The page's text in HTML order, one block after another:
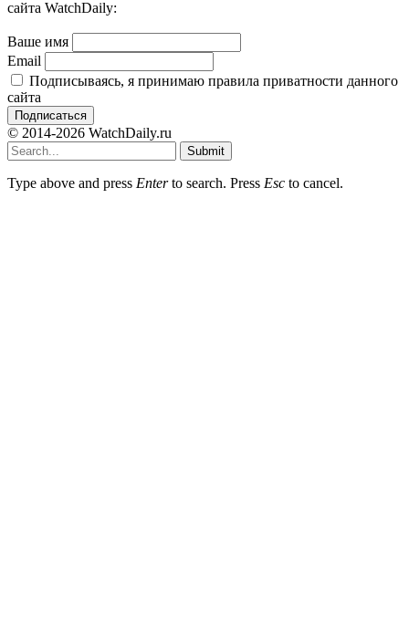
сайта WatchDaily:
Ваше имя
Email
Подписываясь, я принимаю правила приватности данного
сайта
© 2014-2026 WatchDaily.ru
Submit
Type above and press Enterto search. Press Esc to cancel.